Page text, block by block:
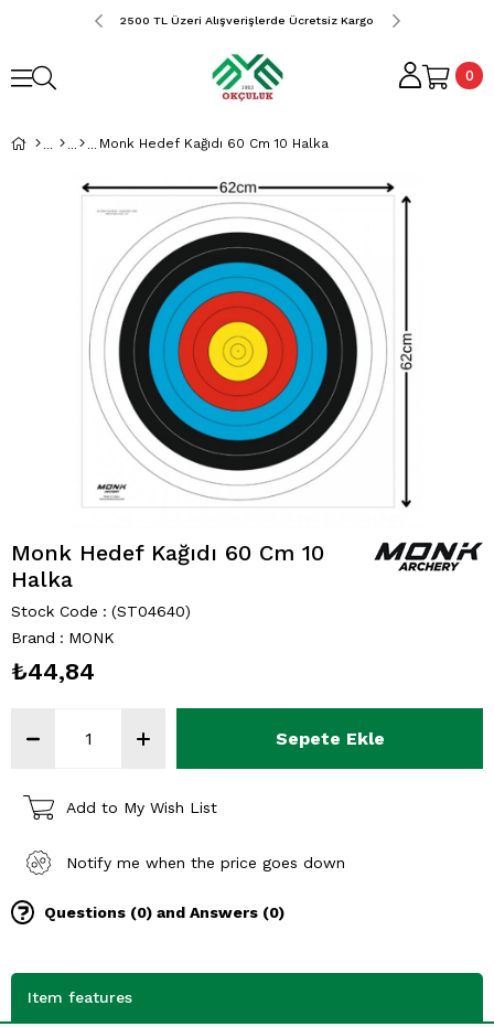
Ücretsiz Kargo 2500 TL Üzeri Alışverişlerde Ücretsiz Kargo 2500 TL Üzeri
0
Monk Hedef Kağıdı 60 Cm 10 Halka
Monk Hedef Kağıdı 60 Cm 10
Halka
Stock Code
(ST04640)
Brand : MONK
₺44,84
Add to My Wish List
Notify me when the price goes down
Questions (0) and Answers (0)
Item features